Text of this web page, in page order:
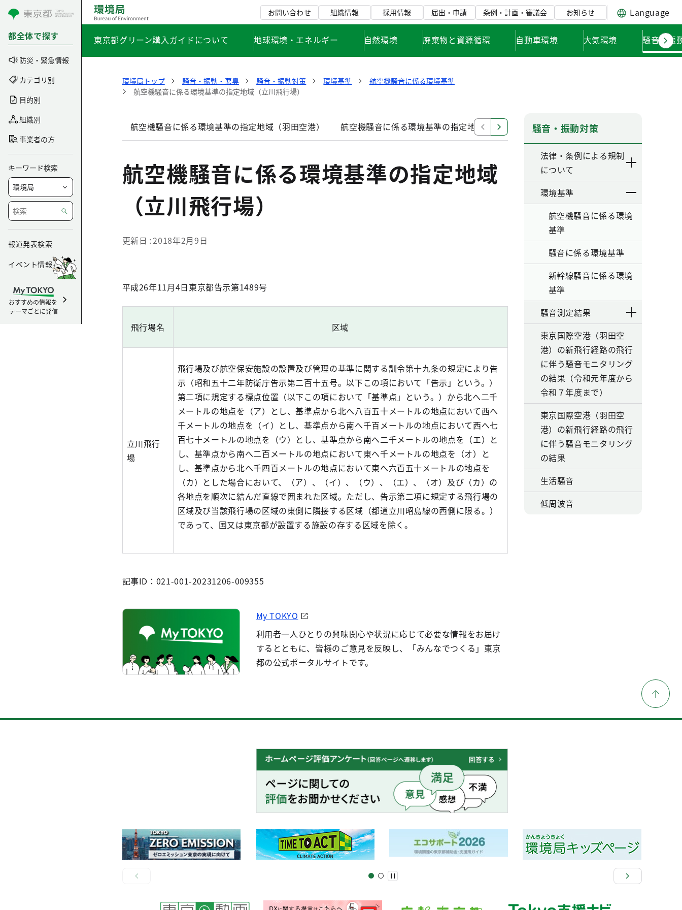
コンテンツにスキップ
都全体で探す
防災・緊急情報
カテゴリ別
目的別
組織別
事業者の方
キーワード検索
報道発表検索
イベント情報
おすすめの情報を
テーマごとに発信
お問い合わせ 組織情報 採用情報 届出・申請 条例・計画・審議会 お知らせ Language
東京都グリーン購入ガイドについて 地球環境・エネルギー 自然環境 廃棄物と資源循環 自動車環境 大気環境 騒音・振
環境局トップ 騒音・振動・悪臭 騒音・振動対策 環境基準
航空機騒音に係る環境基準
航空機騒音に係る環境基準の指定地域（立川飛行場）
航空機騒音に係る環境基準の指定地域（羽田空港） 航空機騒音に係る環境基準の指定地域（横田基地飛行場） 航空機騒音に係る環境基
航空機騒音に係る環境基準の指定地域
（立川飛行場）
更新日 2018年2月9日
平成26年11月4日東京都告示第1489号
飛行場名 区域
立川飛行
場
飛行場及び航空保安施設の設置及び管理の基準に関する訓令第十九条の規定により告
示（昭和五十二年防衛庁告示第二百十五号。以下この項において「告示」という。）
第二項に規定する標点位置（以下この項において「基準点」という。）から北へ二千
メートルの地点を（ア）とし、基準点から北へ八百五十メートルの地点において西へ
千メートルの地点を（イ）とし、基準点から南へ千百メートルの地点において西へ七
百七十メートルの地点を（ウ）とし、基準点から南へ二千メートルの地点を（エ）と
し、基準点から南へ二百メートルの地点において東へ千メートルの地点を（オ）と
し、基準点から北へ千四百メートルの地点において東へ六百五十メートルの地点を
（カ）とした場合において、（ア）、（イ）、（ウ）、（エ）、（オ）及び（カ）の
各地点を順次に結んだ直線で囲まれた区域。ただし、告示第二項に規定する飛行場の
区域及び当該飛行場の区域の東側に隣接する区域（都道立川昭島線の西側に限る。）
であって、国又は東京都が設置する施設の存する区域を除く。
記事ID：021-001-20231206-009355
My TOKYO
利用者一人ひとりの興味関心や状況に応じて必要な情報をお届け
するとともに、皆様のご意見を反映し、「みんなでつくる」東京
都の公式ポータルサイトです。
騒音・振動対策
法律・条例による規制
について
環境基準
航空機騒音に係る環境
基準
騒音に係る環境基準
新幹線騒音に係る環境
基準
騒音測定結果
東京国際空港（羽田空
港）の新飛行経路の飛行
に伴う騒音モニタリング
の結果（令和元年度から
令和７年度まで）
東京国際空港（羽田空
港）の新飛行経路の飛行
に伴う騒音モニタリング
の結果
生活騒音
低周波音